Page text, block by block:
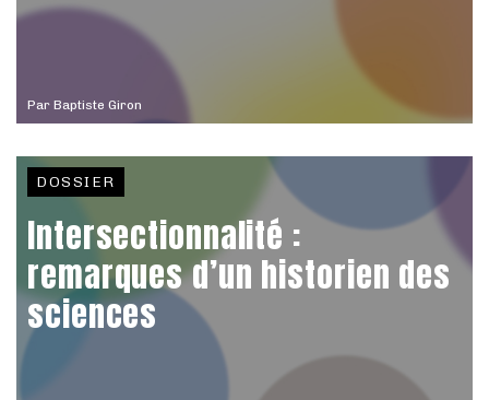
Par Baptiste Giron
DOSSIER
Intersectionnalité :
remarques d’un historien des
sciences